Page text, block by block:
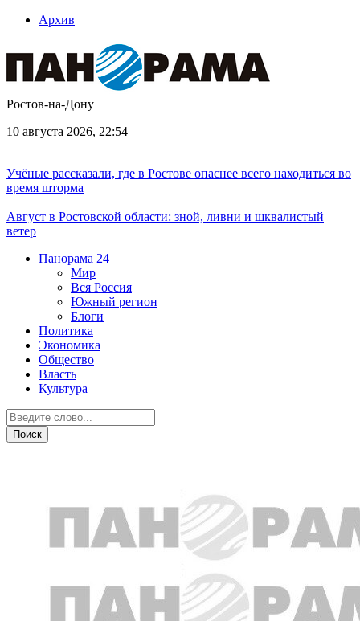
Архив
Ростов-на-Дону
10 августа 2026, 22:54
Учёные рассказали, где в Ростове опаснее всего находиться во
время шторма
Август в Ростовской области: зной, ливни и шквалистый
ветер
Панорама 24
Мир
Вся Россия
Южный регион
Блоги
Политика
Экономика
Общество
Власть
Культура